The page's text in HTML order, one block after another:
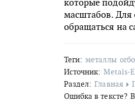
которые
масштабов.
обращаться на
Теги: металлы
Источник: Metals-
Раздел: Главная
Ошибка в тексте?